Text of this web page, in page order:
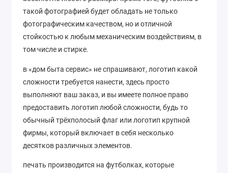
такой фотографией будет обладать не только
фотографическим качеством, но и отличной
стойкостью к любым механическим воздействиям, в
том числе и стирке.
в «дом быта сервис» не спрашивают, логотип какой
сложности требуется нанести, здесь просто
выполняют ваш заказ, и вы имеете полное право
предоставить логотип любой сложности, будь то
обычный трёхполосый флаг или логотип крупной
фирмы, который включает в себя несколько
десятков различных элементов.
печать производится на футболках, которые